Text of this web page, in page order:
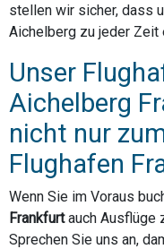
stellen wir sicher, dass
Aichelberg zu jeder Zeit
Unser
Aichelberg
nicht nur
Flughafen
Wenn Sie im Voraus
Frankfurtauch Ausflüge
Sprechen Sie uns an,